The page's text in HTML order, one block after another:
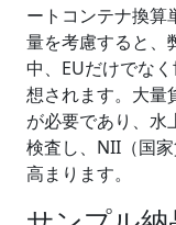
ートコンテナ換算
量を考慮すると、
中、EUだけでな
想されます。大量
が必要であり、水
検査し、NII（国
高まります。